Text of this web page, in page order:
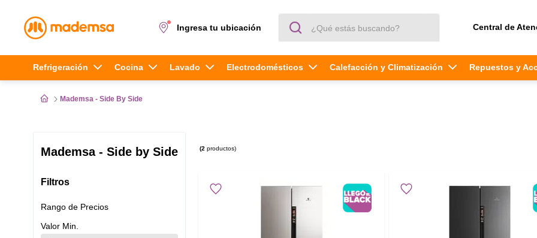
Ingresa tu ubicación
Términos más buscados
.
3. refrigerador
Central de
Refrigeración Cocina Lavado Electrodomésticos Calefacción y Climatización Repuestos y
Mademsa - Side By Side
Mademsa - Side by Side
Filtros
Rango de Precios
2 productos